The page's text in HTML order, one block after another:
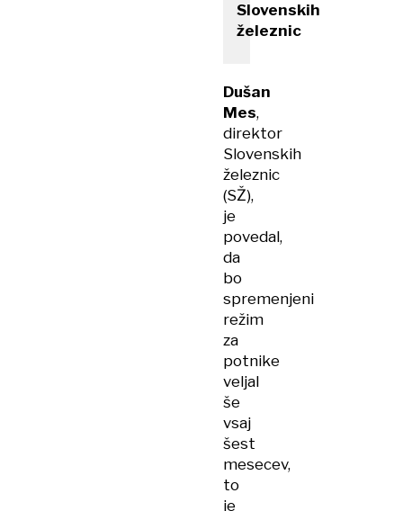
Slovenskih
železnic
Dušan
Mes,
direktor
Slovenskih
železnic
(SŽ),
je
povedal,
da
bo
spremenjeni
režim
za
potnike
veljal
še
vsaj
šest
mesecev,
to
je